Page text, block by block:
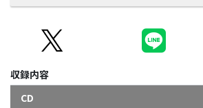
収録内容
CD